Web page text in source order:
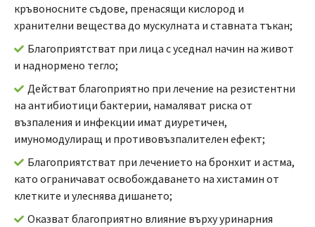
кръвоносните съдове, пренасящи кислород и
хранителни вещества до мускулната и ставната тъкан;
Благоприятстват при лица с уседнал начин на живот
и наднормено тегло;
Действат благоприятно при лечение на резистентни
на антибиотици бактерии, намаляват риска от
възпаления и инфекции имат диуретичен,
имуномодулиращ и противовъзпалителен ефект;
Благоприятстват при лечението на бронхит и астма,
като ограничават освобождаването на хистамин от
клетките и улеснява дишането;
Оказват благоприятно влияние върху уринарния